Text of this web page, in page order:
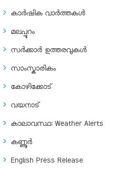
കാർഷിക വാർത്തകൾ
മലപ്പുറം
സർക്കാർ ഉത്തരവുകൾ
സാംസ്കാരികം
കോഴിക്കോട്
വയനാട്
കാലാവസ്ഥ: Weather Alerts
കണ്ണൂർ
English Press Release